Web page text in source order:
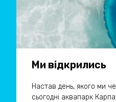
Ми відкрились
Настав день, якого ми
сьогодні аквапарк